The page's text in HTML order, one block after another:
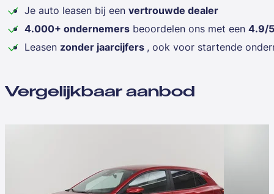
Je auto leasen bij een vertrouwde dealer
4.000+ ondernemers beoordelen ons met een 4.9/5
Leasen zonder jaarcijfers , ook voor startende
Vergelijkbaar aanbod